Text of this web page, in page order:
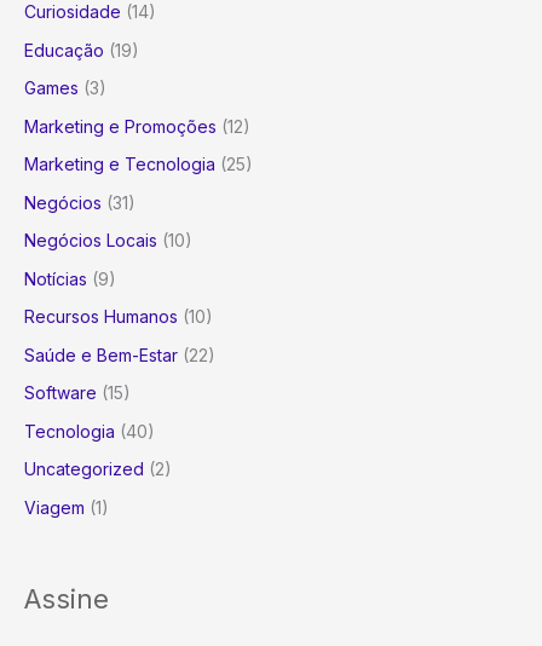
Curiosidade (14)
Educação (19)
Games (3)
Marketing e Promoções (12)
Marketing e Tecnologia (25)
Negócios (31)
Negócios Locais (10)
Notícias (9)
Recursos Humanos (10)
Saúde e Bem-Estar (22)
Software (15)
Tecnologia (40)
Uncategorized (2)
Viagem (1)
Assine